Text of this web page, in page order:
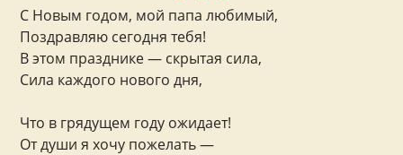
C Новым годом, мой папа любимый,
Поздравляю сегодня тебя!
В этом празднике — скрытая сила,
Сила каждого нового дня,
Что в грядущем году ожидает!
От души я хочу пожелать —